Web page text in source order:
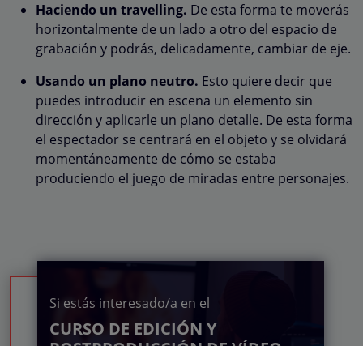
Haciendo un travelling. De esta forma te moverás
horizontalmente de un lado a otro del espacio de
grabación y podrás, delicadamente, cambiar de eje.
Usando un plano neutro. Esto quiere decir que
puedes introducir en escena un elemento sin
dirección y aplicarle un plano detalle. De esta forma
el espectador se centrará en el objeto y se olvidará
momentáneamente de cómo se estaba
produciendo el juego de miradas entre personajes.
Si estás interesado/a en el
CURSO DE EDICIÓN Y